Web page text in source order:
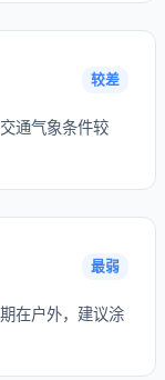
较差
通气象条件较
最弱
在户外，建议涂